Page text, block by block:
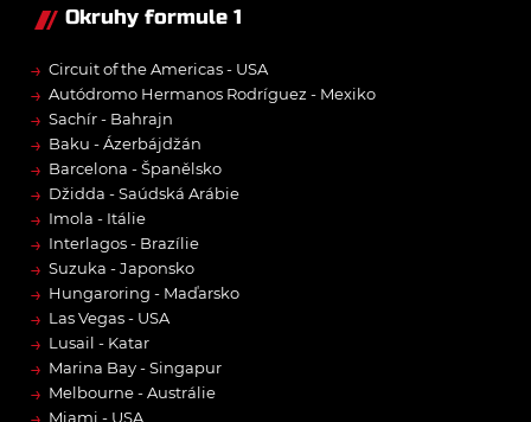
Okruhy formule 1
→ Circuit of the Americas - USA
→ Autódromo Hermanos Rodríguez - Mexiko
→ Sachír - Bahrajn
→ Baku - Ázerbájdžán
→ Barcelona - Španělsko
→ Džidda - Saúdská Arábie
→ Imola - Itálie
→ Interlagos - Brazílie
→ Suzuka - Japonsko
→ Hungaroring - Maďarsko
→ Las Vegas - USA
→ Lusail - Katar
→ Marina Bay - Singapur
→ Melbourne - Austrálie
Miami - USA